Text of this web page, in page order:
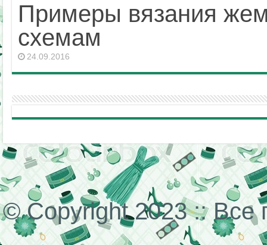
Примеры вязания
схемам
24.09.2016
© Copyright 2023 ::